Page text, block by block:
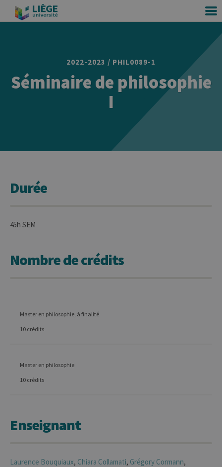
2022-2023 / PHIL0089-1
Séminaire de philosophie
I
Durée
45h SEM
Nombre de crédits
Master en philosophie, à finalité
10 crédits
Master en philosophie
10 crédits
Enseignant
Laurence Bouquiaux, Chiara Collamati, Grégory Cormann,